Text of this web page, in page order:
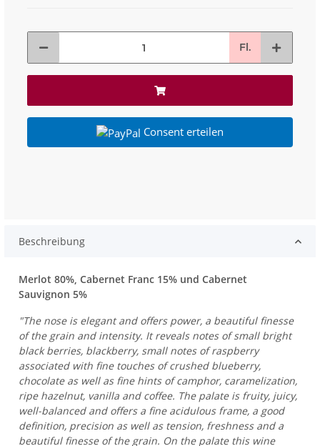
Fl.
Consent erteilen
Beschreibung
Merlot 80%, Cabernet Franc 15% und Cabernet
Sauvignon 5%
"The nose is elegant and offers power, a beautiful finesse
of the grain and intensity. It reveals notes of small bright
black berries, blackberry, small notes of raspberry
associated with fine touches of crushed blueberry,
chocolate as well as fine hints of camphor, caramelization,
ripe hazelnut, vanilla and coffee. The palate is fruity, juicy,
well-balanced and offers a fine acidulous frame, a good
definition, precision as well as tension, freshness and a
beautiful finesse of the grain. On the palate this wine